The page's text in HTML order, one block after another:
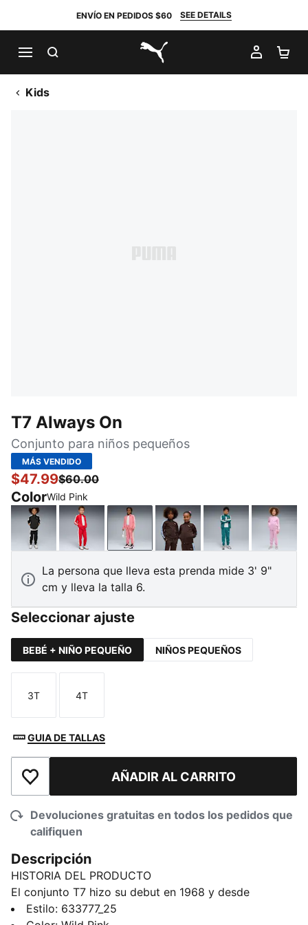
ENVÍO EN PEDIDOS $60 SEE DETAILS
PUMA.com
MI
Kids
T7 Always On
Conjunto para niños pequeños
MÁS VENDIDO
$47.99$60.00
ColorWild Pink
PUMA BlackFor All Time Red
Wild PinkChocolate Fondue
Emerald Ice
La persona que lleva esta prenda mide 3' 9"
cm y lleva la talla 6.
Seleccionar ajuste
BEBÉ + NIÑO PEQUEÑO NIÑOS PEQUEÑOS
Talla
3T
Talla
4T
GUIA DE TALLAS
Añadir a la lista de deseosAÑADIR AL CARRITO
Devoluciones gratuitas en todos los pedidos que
califiquen
Descripción
HISTORIA DEL PRODUCTO
El conjunto T7 hizo su debut en 1968 y desde
entonces ha estado marcando la diferencia. Hoy en
Estilo: 633777_25